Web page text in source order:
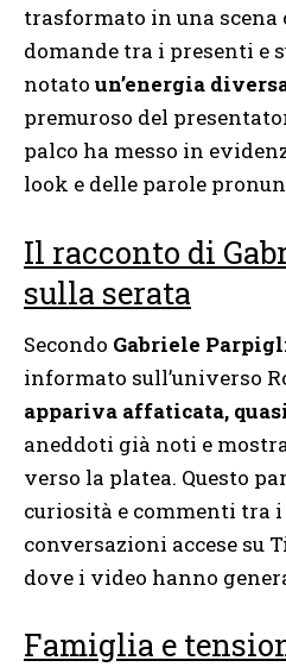
trasformato in una scena
domande tra i presenti e
notato un’energia
premuroso del
palco ha messo in
look e delle parole
Il racconto di
sulla serata
Secondo Gabriele
informato sull’universo
appariva affaticata,
aneddoti già noti e
verso la platea. Questo
curiosità e commenti tra
conversazioni accese su
dove i video hanno
Famiglia e